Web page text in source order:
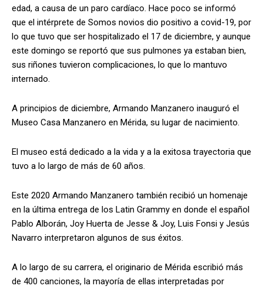
edad, a causa de un paro cardíaco. Hace poco se informó
que el intérprete de Somos novios dio positivo a covid-19, por
lo que tuvo que ser hospitalizado el 17 de diciembre, y aunque
este domingo se reportó que sus pulmones ya estaban bien,
sus riñones tuvieron complicaciones, lo que lo mantuvo
internado.
A principios de diciembre, Armando Manzanero inauguró el
Museo Casa Manzanero en Mérida, su lugar de nacimiento.
El museo está dedicado a la vida y a la exitosa trayectoria que
tuvo a lo largo de más de 60 años.
Este 2020 Armando Manzanero también recibió un homenaje
en la última entrega de los Latin Grammy en donde el español
Pablo Alborán, Joy Huerta de Jesse & Joy, Luis Fonsi y Jesús
Navarro interpretaron algunos de sus éxitos.
A lo largo de su carrera, el originario de Mérida escribió más
de 400 canciones, la mayoría de ellas interpretadas por